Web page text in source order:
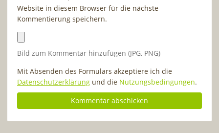
Website in diesem Browser für die nächste
Kommentierung speichern.
Bild zum Kommentar hinzufügen (JPG, PNG)
Mit Absenden des Formulars akzeptiere ich die
Datenschutzerklärung und die Nutzungsbedingungen.